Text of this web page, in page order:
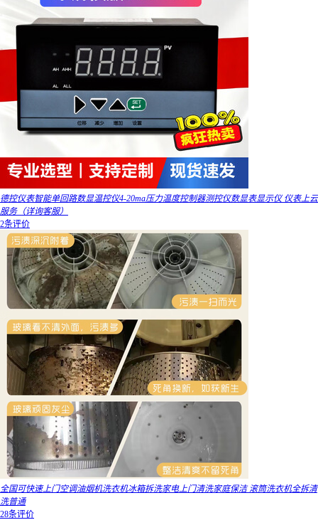
德控仪表智能单回路数显温控仪4-20ma压力温度控制器测控仪数显表显示仪 仪表上云
服务（详询客服）
2条评价
全国可快速上门空调油烟机洗衣机冰箱拆洗家电上门清洗家庭保洁 滚筒洗衣机全拆清
洗普通
28条评价